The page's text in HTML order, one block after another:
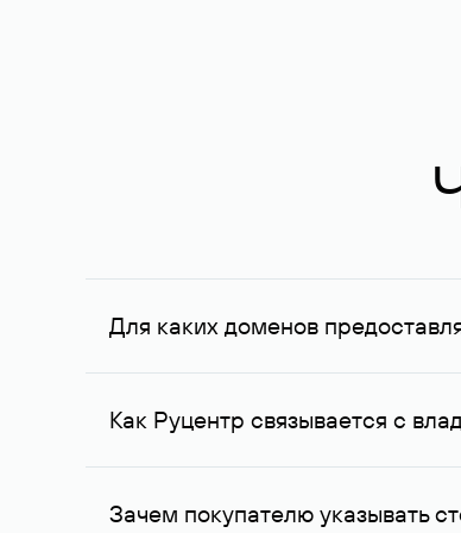
Для каких доменов
Услуга доступна для доменов,
Как Руцентр связывается с
Для связи с владельцем домена
Зачем покупателю указывать